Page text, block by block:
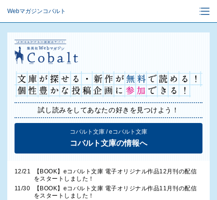
Webマガジンコバルト
試し読みをしてあなたの好きを見つけよう！
コバルト文庫 / eコバルト文庫
コバルト文庫の情報へ
12/21
【BOOK】eコバルト文庫 電子オリジナル作品12月刊の配信
をスタートしました！
11/30
【BOOK】eコバルト文庫 電子オリジナル作品11月刊の配信
をスタートしました！